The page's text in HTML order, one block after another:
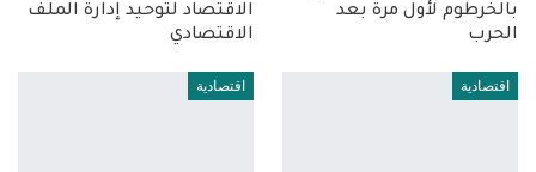
بالخرطوم لأول مرة بعد
الحرب
الاقتصاد لتوحيد إدارة الملف
الاقتصادي
اقتصادية اقتصادية